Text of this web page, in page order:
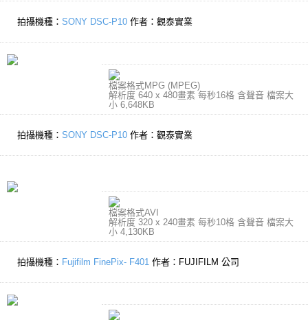
拍攝機種： SONY DSC-P10 作者：觀泰實業
檔案格式MPG (MPEG)
解析度 640 x 480畫素 每秒16格 含聲音 檔案大
小 6,648KB
拍攝機種： SONY DSC-P10 作者：觀泰實業
檔案格式AVI
解析度 320 x 240畫素 每秒10格 含聲音 檔案大
小 4,130KB
拍攝機種： Fujifilm FinePix- F401 作者：FUJIFILM 公司